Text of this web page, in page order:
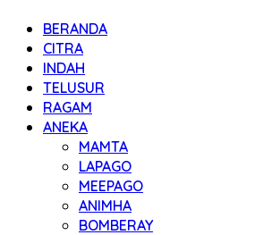
BERANDA
CITRA
INDAH
TELUSUR
RAGAM
ANEKA
MAMTA
LAPAGO
MEEPAGO
ANIMHA
BOMBERAY